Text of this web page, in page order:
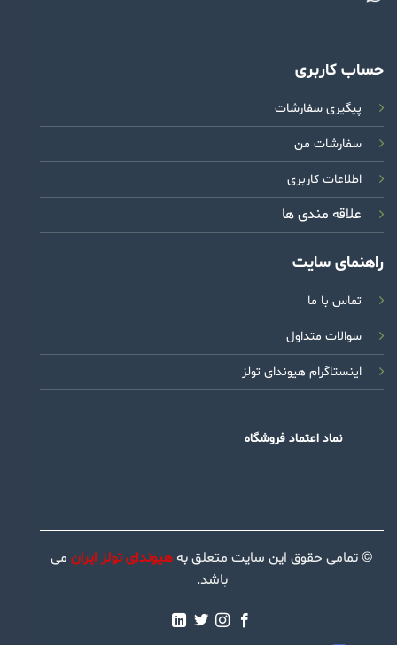
حساب کاربری
پیگیری سفارشات
سفارشات من
اطلاعات کاربری
علاقه مندی ها
راهنمای سایت
تماس با ما
سوالات متداول
اینستاگرام هیوندای تولز
نماد اعتماد فروشگاه
© تمامی حقوق این سایت متعلق به هیوندای تولز ایران می
باشد.